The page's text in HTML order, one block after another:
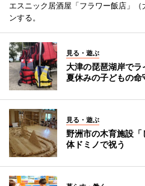
エスニック居酒屋「フラワー飯店」
ンする。
見る・遊ぶ
大津の琵琶湖岸で
夏休みの子どもの命
見る・遊ぶ
野洲市の木育施設
体ドミノで祝う